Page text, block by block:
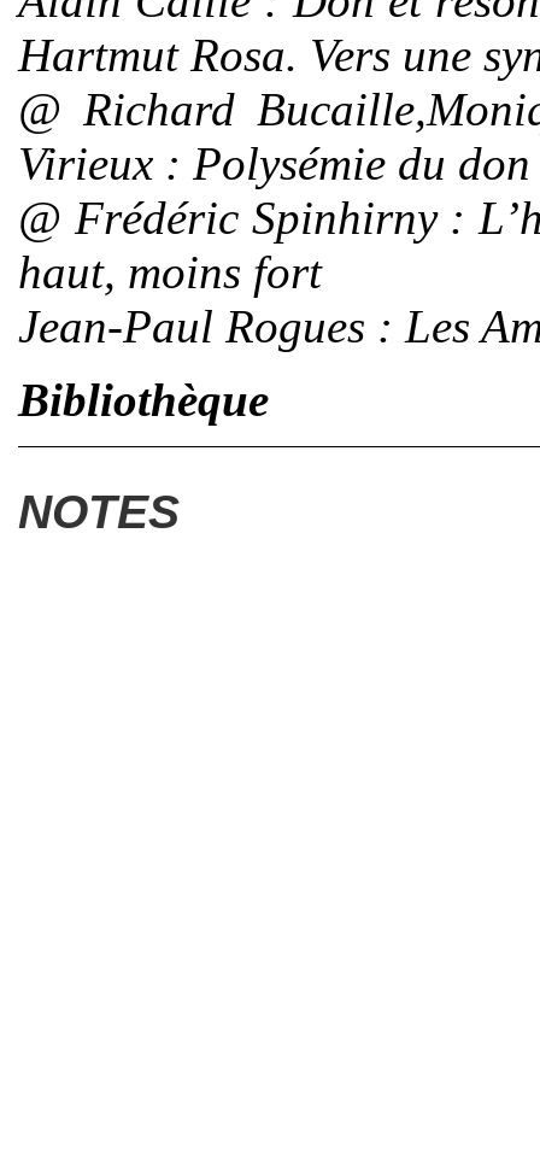
Hartmut Rosa. Vers une
@ Richard
Virieux : Polysémie du don
@ Frédéric Spinhirny:
haut, moins fort
Jean-Paul Rogues : Les
Bibliothèque
NOTES